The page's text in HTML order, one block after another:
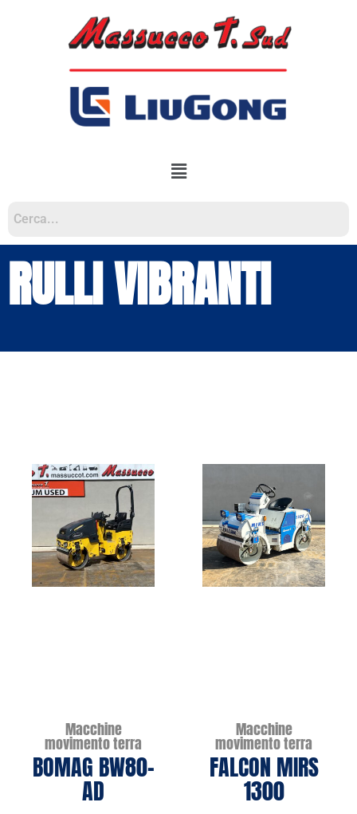
RULLI VIBRANTI
Macchine
movimento terra
BOMAG BW80-
AD
Macchine
movimento terra
FALCON MIRS
1300